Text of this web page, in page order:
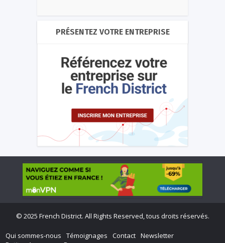
PRÉSENTEZ VOTRE ENTREPRISE
© 2025 French District. All Rights Reserved, tous droits réservés.
Qui sommes-nous Témoignages Contact Newsletter